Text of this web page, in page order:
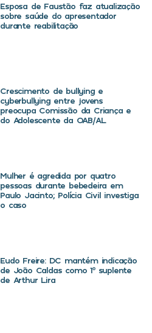
Esposa de Faustão faz atualização
sobre saúde do apresentador
durante reabilitação
Crescimento de bullying e
cyberbullying entre jovens
preocupa Comissão da Criança e
do Adolescente da OAB/AL
Mulher é agredida por quatro
pessoas durante bebedeira em
Paulo Jacinto; Polícia Civil investiga
o caso
Eudo Freire: DC mantém indicação
de João Caldas como 1º suplente
de Arthur Lira